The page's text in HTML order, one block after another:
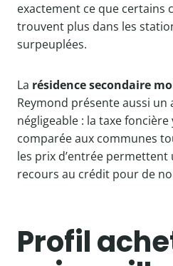
exactement ce que certains
trouvent plus dans les
surpeuplées.
La résidence secondaire
Reymond présente aussi un
négligeable : la taxe
comparée aux communes
les prix d’entrée
recours au crédit pour de
Profil